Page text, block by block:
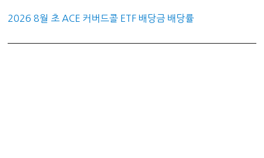
2026 8월 초 ACE 커버드콜 ETF 배당금 배당률